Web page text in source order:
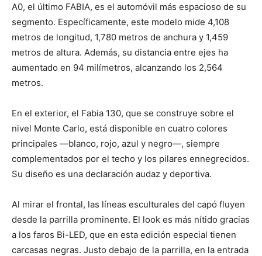
A0, el último FABIA, es el automóvil más espacioso de su
segmento. Específicamente, este modelo mide 4,108
metros de longitud, 1,780 metros de anchura y 1,459
metros de altura. Además, su distancia entre ejes ha
aumentado en 94 milímetros, alcanzando los 2,564
metros.
En el exterior, el Fabia 130, que se construye sobre el
nivel Monte Carlo, está disponible en cuatro colores
principales —blanco, rojo, azul y negro—, siempre
complementados por el techo y los pilares ennegrecidos.
Su diseño es una declaración audaz y deportiva.
Al mirar el frontal, las líneas esculturales del capó fluyen
desde la parrilla prominente. El look es más nítido gracias
a los faros Bi-LED, que en esta edición especial tienen
carcasas negras. Justo debajo de la parrilla, en la entrada